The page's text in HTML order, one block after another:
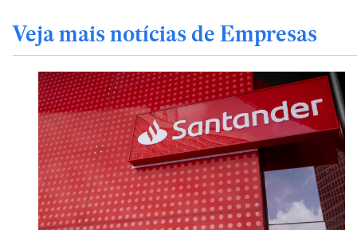
Veja mais notícias de Empresas